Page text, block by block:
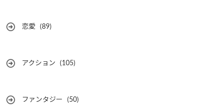
恋愛 (89)
アクション (105)
ファンタジー (50)